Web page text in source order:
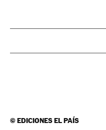
©EDICIONES EL PAÍS